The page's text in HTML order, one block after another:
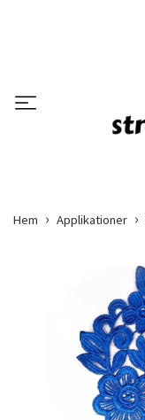
Hem Applikationer